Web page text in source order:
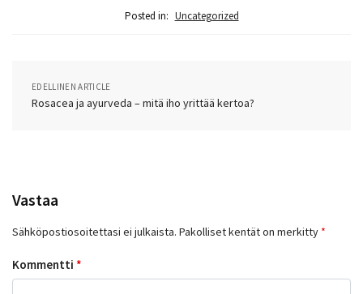
Posted in: Uncategorized
EDELLINEN ARTICLE
Rosacea ja ayurveda – mitä iho yrittää kertoa?
Vastaa
Sähköpostiosoitettasi ei julkaista. Pakolliset kentät on merkitty *
Kommentti *